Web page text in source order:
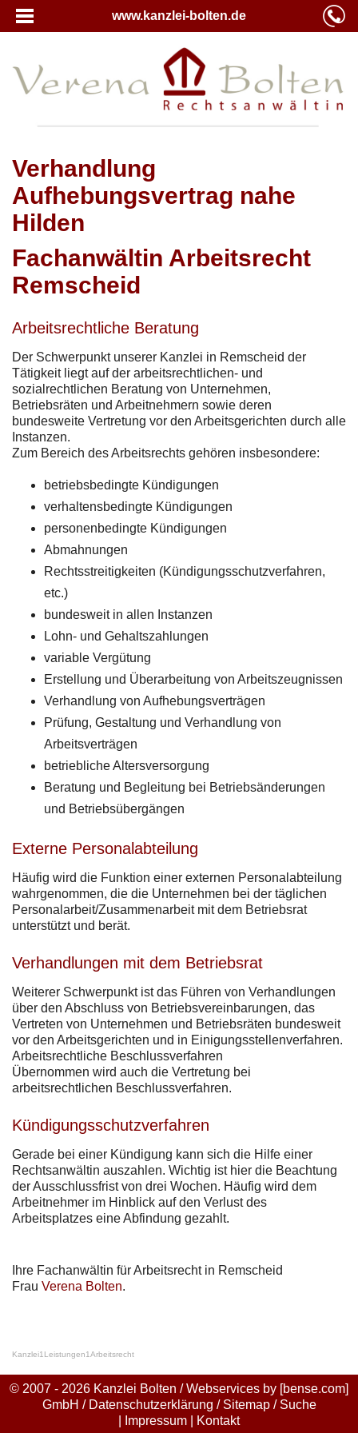
www.kanzlei-bolten.de
Verhandlung
Aufhebungsvertrag nahe
Hilden
Fachanwältin Arbeitsrecht
Remscheid
Arbeitsrechtliche Beratung
Der Schwerpunkt unserer Kanzlei in Remscheid der
Tätigkeit liegt auf der arbeitsrechtlichen- und
sozialrechtlichen Beratung von Unternehmen,
Betriebsräten und Arbeitnehmern sowie deren
bundesweite Vertretung vor den Arbeitsgerichten durch alle
Instanzen.
Zum Bereich des Arbeitsrechts gehören insbesondere:
betriebsbedingte Kündigungen
verhaltensbedingte Kündigungen
personenbedingte Kündigungen
Abmahnungen
Rechtsstreitigkeiten (Kündigungsschutzverfahren,
etc.)
bundesweit in allen Instanzen
Lohn- und Gehaltszahlungen
variable Vergütung
Erstellung und Überarbeitung von Arbeitszeugnissen
Verhandlung von Aufhebungsverträgen
Prüfung, Gestaltung und Verhandlung von
Arbeitsverträgen
betriebliche Altersversorgung
Beratung und Begleitung bei Betriebsänderungen
und Betriebsübergängen
Externe Personalabteilung
Häufig wird die Funktion einer externen Personalabteilung
wahrgenommen, die die Unternehmen bei der täglichen
Personalarbeit/Zusammenarbeit mit dem Betriebsrat
unterstützt und berät.
Verhandlungen mit dem Betriebsrat
Weiterer Schwerpunkt ist das Führen von Verhandlungen
über den Abschluss von Betriebsvereinbarungen, das
Vertreten von Unternehmen und Betriebsräten bundesweit
vor den Arbeitsgerichten und in Einigungsstellenverfahren.
Arbeitsrechtliche Beschlussverfahren
Übernommen wird auch die Vertretung bei
arbeitsrechtlichen Beschlussverfahren.
Kündigungsschutzverfahren
Gerade bei einer Kündigung kann sich die Hilfe einer
Rechtsanwältin auszahlen. Wichtig ist hier die Beachtung
der Ausschlussfrist von drei Wochen. Häufig wird dem
Arbeitnehmer im Hinblick auf den Verlust des
Arbeitsplatzes eine Abfindung gezahlt.
Ihre Fachanwältin für Arbeitsrecht in Remscheid
Frau Verena Bolten.
Kanzlei1 Leistungen1Arbeitsrecht
© 2007 - 2026 Kanzlei Bolten / Webservices by [bense.com]
GmbH / Datenschutzerklärung / Sitemap/ Suche
Impressum Kontakt